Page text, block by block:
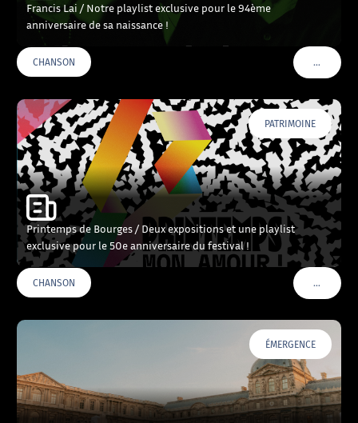
Francis Lai / Notre playlist exclusive pour le 94ème
anniversaire de sa naissance !
CHANSON …VOIR
PATRIMOINE
Printemps de Bourges / Deux expositions et une playlist
exclusive pour le 50e anniversaire du festival !
CHANSON …VOIR
ÉMERGENCE